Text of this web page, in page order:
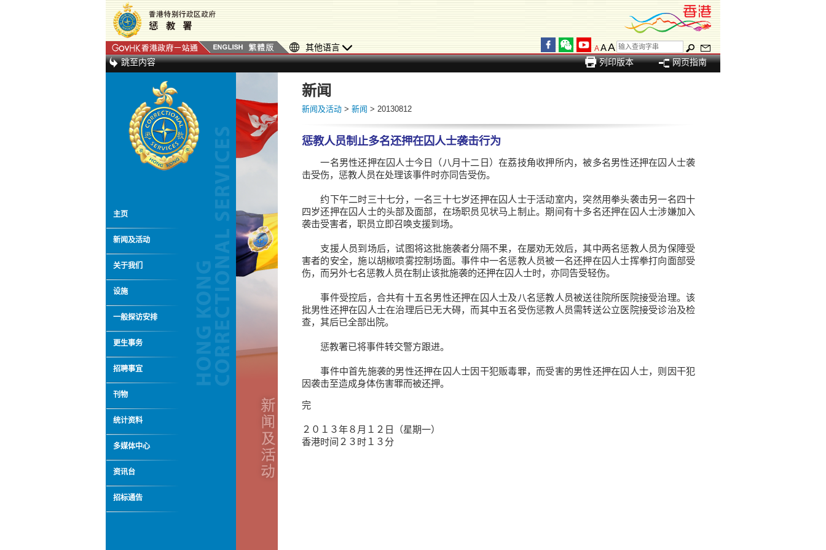
其他语言 AAA
跳至内容 列印版本 网页指南
主页
新闻及活动
关于我们
设施
一般探访安排
更生事务
招聘事宜
刊物
统计资料
多媒体中心
资讯台
招标通告
新闻
新闻及活动 > 新闻 > 20130812
惩教人员制止多名还押在囚人士袭击行为
一名男性还押在囚人士今日（八月十二日）在荔技角收押所内，被多名男性还押在囚人士袭
击受伤，惩教人员在处理该事件时亦同告受伤。
约下午二时三十七分，一名三十七岁还押在囚人士于活动室内，突然用拳头袭击另一名四十
四岁还押在囚人士的头部及面部，在场职员见状马上制止。期间有十多名还押在囚人士涉嫌加入
袭击受害者，职员立即召唤支援到场。
支援人员到场后，试图将这批施袭者分隔不果，在屡劝无效后，其中两名惩教人员为保障受
害者的安全，施以胡椒喷雾控制场面。事件中一名惩教人员被一名还押在囚人士挥拳打向面部受
伤，而另外七名惩教人员在制止该批施袭的还押在囚人士时，亦同告受轻伤。
事件受控后，合共有十五名男性还押在囚人士及八名惩教人员被送往院所医院接受治理。该
批男性还押在囚人士在治理后已无大碍，而其中五名受伤惩教人员需转送公立医院接受诊治及检
查，其后已全部出院。
惩教署已将事件转交警方跟进。
事件中首先施袭的男性还押在囚人士因干犯贩毒罪，而受害的男性还押在囚人士，则因干犯
因袭击至造成身体伤害罪而被还押。
完
２０１３年８月１２日（星期一）
香港时间２３时１３分